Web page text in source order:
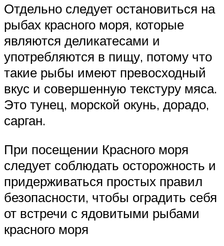
Отдельно следует остановиться на
рыбах красного моря, которые
являются деликатесами и
употребляются в пищу, потому что
такие рыбы имеют превосходный
вкус и совершенную текстуру мяса.
Это тунец, морской окунь, дорадо,
сарган.
При посещении Красного моря
следует соблюдать осторожность и
придерживаться простых правил
безопасности, чтобы оградить себя
от встречи с ядовитыми рыбами
красного моря